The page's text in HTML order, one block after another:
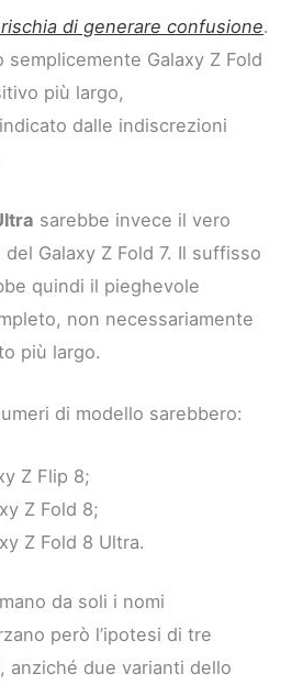
di generare confusione.
semplicemente Galaxy Z Fold
più largo,
dalle indiscrezioni
sarebbe invece il vero
Galaxy Z Fold 7. Il suffisso
quindi il pieghevole
non necessariamente
più largo.
di modello sarebbero:
Z Flip 8;
Z Fold 8;
Z Fold 8 Ultra.
da soli i nomi
però l’ipotesi di tre
anziché due varianti dello